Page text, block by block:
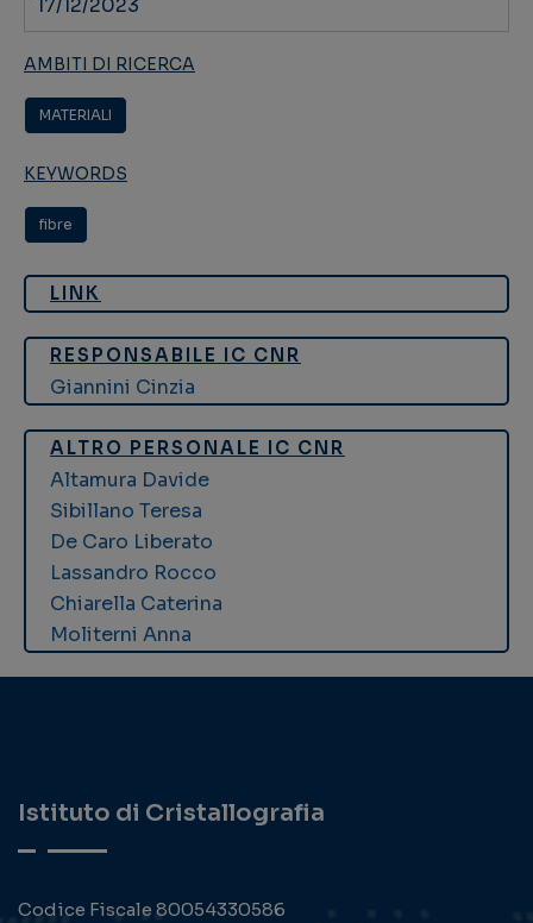
17/12/2023
AMBITI DI RICERCA
MATERIALI
KEYWORDS
fibre
LINK
RESPONSABILE IC CNR
Giannini Cinzia
ALTRO PERSONALE IC CNR
Altamura Davide
Sibillano Teresa
De Caro Liberato
Lassandro Rocco
Chiarella Caterina
Moliterni Anna
Istituto di Cristallografia
Codice Fiscale 80054330586